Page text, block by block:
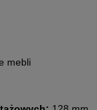
mebli